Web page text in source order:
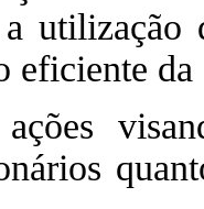
utilização
eficiente da